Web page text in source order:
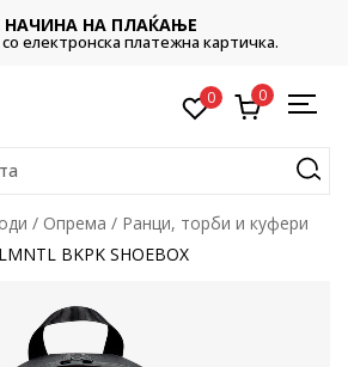
НАЧИНА НА ПЛАЌАЊЕ
електронска платежна картичка.
0 0
Опрема
Ранци, торби и куфери
BKPK SHOEBOX